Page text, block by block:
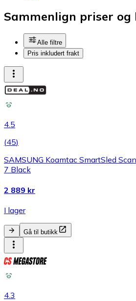
Sammenlign priser
Alle filtre
Pris inkludert frakt
4.5
(45)
SAMSUNG Koamtac SmartSled
7 Black
2 889 kr
I lager
Gå til butikk
4.3